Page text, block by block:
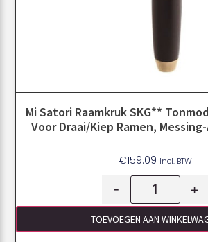
Mi Satori Raamkruk SKG**
Voor Draai/kiep Ramen,
€159.09 Incl. BTW
- +
TOEVOEGEN AAN